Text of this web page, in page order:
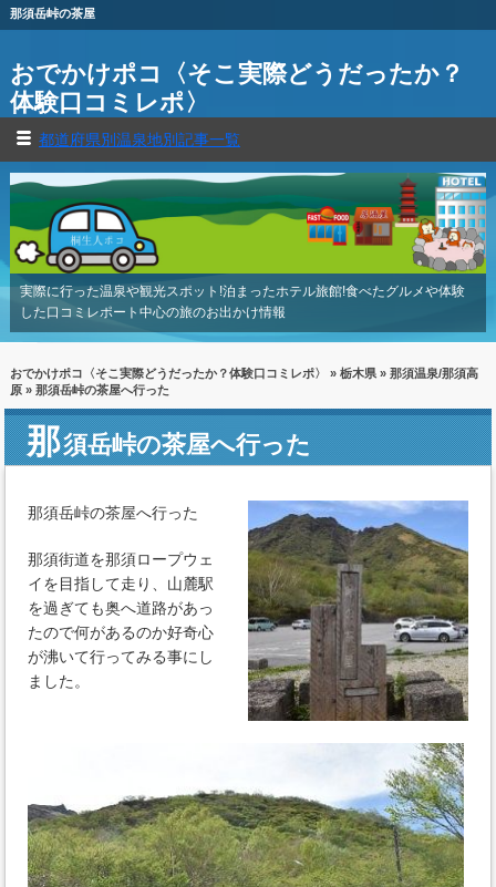
那須岳峠の茶屋
おでかけポコ〈そこ実際どうだったか？
体験口コミレポ〉
都道府県別温泉地別記事一覧
実際に行った温泉や観光スポット!泊まったホテル旅館!食べたグルメや体験
した口コミレポート中心の旅のお出かけ情報
おでかけポコ〈そこ実際どうだったか？体験口コミレポ〉 » 栃木県» 那須温泉/那須高
原» 那須岳峠の茶屋へ行った
那須岳峠の茶屋へ行った
那須岳峠の茶屋へ行った
那須街道を那須ロープウェ
イを目指して走り、山麓駅
を過ぎても奥へ道路があっ
たので何があるのか好奇心
が沸いて行ってみる事にし
ました。